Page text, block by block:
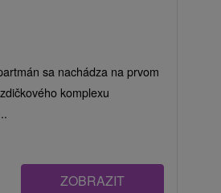
sa nachádza na prvom
komplexu
ZOBRAZIT